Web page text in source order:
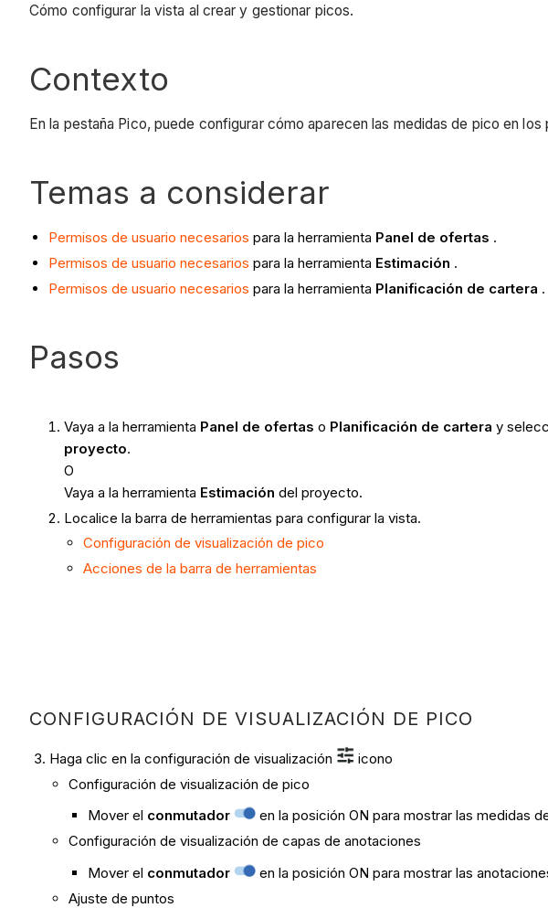
Cómo configurar la vista al crear y gestionar picos.
Contexto
En la pestaña Pico, puede configurar cómo aparecen las medidas de pico en
Temas a considerar
Permisos de usuario necesarios para la herramienta Panel de ofertas .
Permisos de usuario necesarios para la herramienta Estimación .
Permisos de usuario necesarios para la herramienta Planificación de cartera .
Pasos
Vaya a la herramienta Panel de ofertas o Planificación de carteray
proyecto.
O
Vaya a la herramienta Estimación del proyecto.
Localice la barra de herramientas para configurar la vista.
Configuración de visualización de pico
Acciones de la barra de herramientas
CONFIGURACIÓN DE VISUALIZACIÓN DE PICO
Haga clic en la configuración de visualización
icono
Configuración de visualización de pico
Mover el conmutador
en la posición ON para mostrar las medidas
Configuración de visualización de capas de anotaciones
Mover el conmutador
en la posición ON para mostrar las
Ajuste de puntos